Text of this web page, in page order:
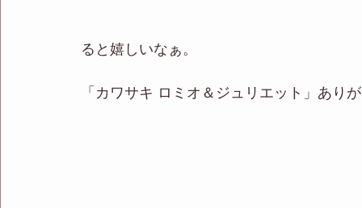
ると嬉しいなぁ。
「カワサキ ロミオ＆ジュリエット」あり